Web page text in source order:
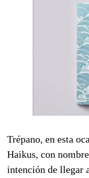
Trépano, en esta
Haikus, con
intención de llegar